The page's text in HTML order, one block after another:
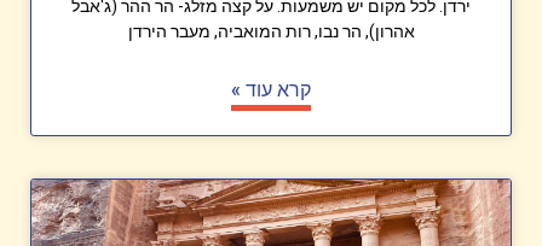
ירדן. לכל מקום יש משמעות. על קצה מזלג- הר ההר (ג'אבל
אהרון), הר נבו, רות המואביה, מעבר הירדן
קרא עוד »